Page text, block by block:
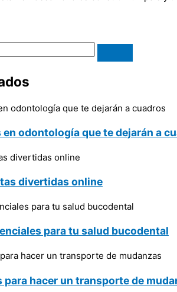
odontología que te dejarán a
divertidas online
para tu salud bucodental
para hacer un transporte de